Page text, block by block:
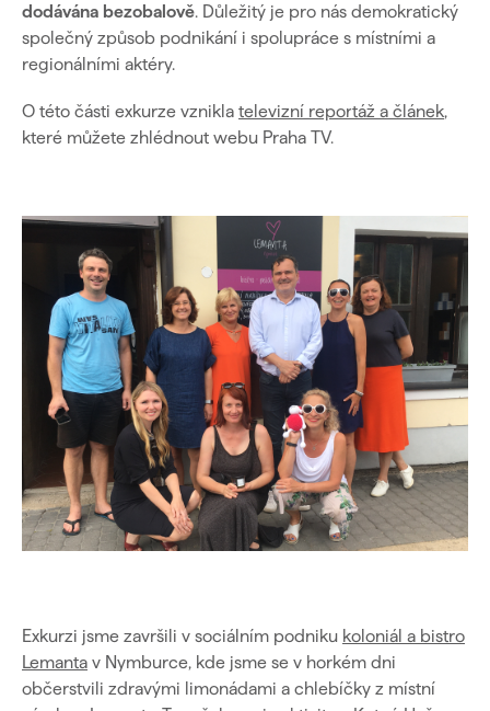
dodávána bezobalově. Důležitý je pro nás demokratický
společný způsob podnikání i spolupráce s místními a
regionálními aktéry.
O této části exkurze vznikla televizní reportáž a článek,
které můžete zhlédnout webu Praha TV.
Exkurzi jsme završili v sociálním podniku koloniál a bistro
Lemanta v Nymburce, kde jsme se v horkém dni
občerstvili zdravými limonádami a chlebíčky z místní